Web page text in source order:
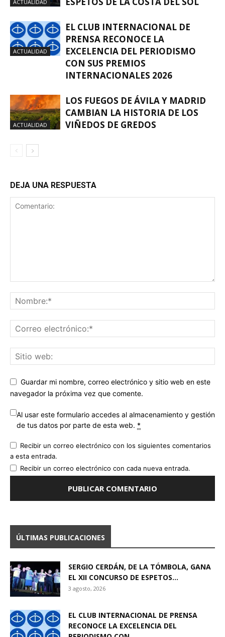
ACTUALIDAD
ACTUALIDAD
EL CLUB INTERNACIONAL DE
PRENSA RECONOCE LA
EXCELENCIA DEL PERIODISMO
CON SUS PREMIOS
INTERNACIONALES 2026
ACTUALIDAD
LOS FUEGOS DE ÁVILA Y MADRID
CAMBIAN LA HISTORIA DE LOS
VIÑEDOS DE GREDOS
DEJA UNA RESPUESTA
Guardar mi nombre, correo electrónico y sitio web en este
navegador la próxima vez que comente.
Al usar este formulario accedes al almacenamiento y gestión
de tus datos por parte de esta web. *
Recibir un correo electrónico con los siguientes comentarios
a esta entrada.
Recibir un correo electrónico con cada nueva entrada.
ÚLTIMAS PUBLICACIONES
SERGIO CERDÁN, DE LA TÓMBOLA, GANA
EL XII CONCURSO DE ESPETOS...
3 agosto, 2026
EL CLUB INTERNACIONAL DE PRENSA
RECONOCE LA EXCELENCIA DEL